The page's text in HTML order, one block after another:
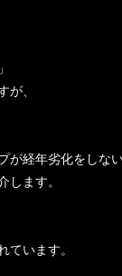
が、
経年劣化をしない
します。
ています。